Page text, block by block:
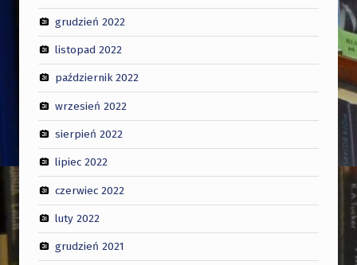
grudzień 2022
listopad 2022
październik 2022
wrzesień 2022
sierpień 2022
lipiec 2022
czerwiec 2022
luty 2022
grudzień 2021